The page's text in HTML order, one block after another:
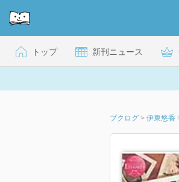
トップ 新刊ニュース
ブクログ > 伊東悠香